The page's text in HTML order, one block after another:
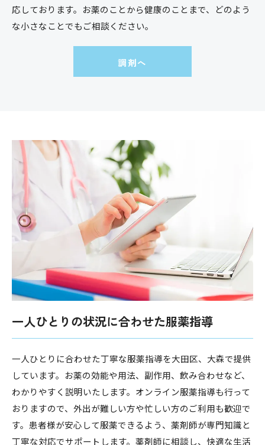
応しております。お薬のことから健康のことまで、どのよう
な小さなことでもご相談ください。
調剤へ
一人ひとりの状況に合わせた服薬指導
一人ひとりに合わせた丁寧な服薬指導を大田区、大森で提供
しています。お薬の効能や用法、副作用、飲み合わせなど、
わかりやすく説明いたします。オンライン服薬指導も行って
おりますので、外出が難しい方や忙しい方のご利用も歓迎で
す。患者様が安心して服薬できるよう、薬剤師が専門知識と
丁寧な対応でサポートします。薬剤師に相談し、快適な生活